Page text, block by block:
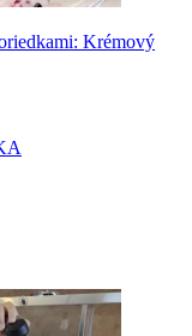
Krémový